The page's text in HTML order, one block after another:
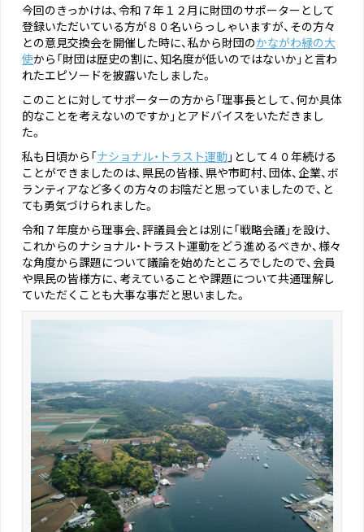
今回のきっかけは、令和７年１２月に財団のサポーターとして
登録いただいている方が８０名いらっしゃいますが、その方々
との意見交換会を開催した時に、私から財団のかながわ緑の大
使から「財団は歴史の割に、知名度が低いのではないか」と言わ
れたエピソードを披露いたしました。
このことに対してサポーターの方から「理事長として、何か具体
的なことを考えないのですか」とアドバイスをいただきまし
た。
私も日頃から「ナショナル・トラスト運動」として４０年続ける
ことができましたのは、県民の皆様、県や市町村、団体、企業、ボ
ランティアなど多くの方々のお陰だと思っていましたので、と
ても勇気づけられました。
令和７年度から理事会、評議員会とは別に「戦略会議」を設け、
これからのナショナル・トラスト運動をどう進めるべきか、様々
な角度から課題について議論を始めたところでしたので、会員
や県民の皆様方に、考えていることや課題について共通理解し
ていただくことも大事な事だと思いました。